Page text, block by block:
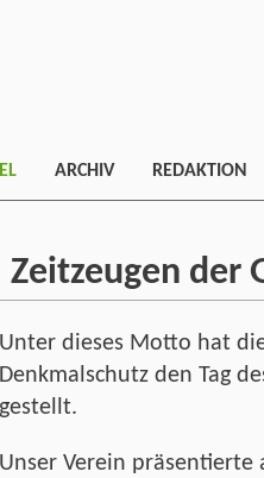
ARCHIV REDAKTION
Zeitzeugen der
Unter dieses Motto hat
Denkmalschutz den Tag
gestellt.
Unser Verein präsentierte